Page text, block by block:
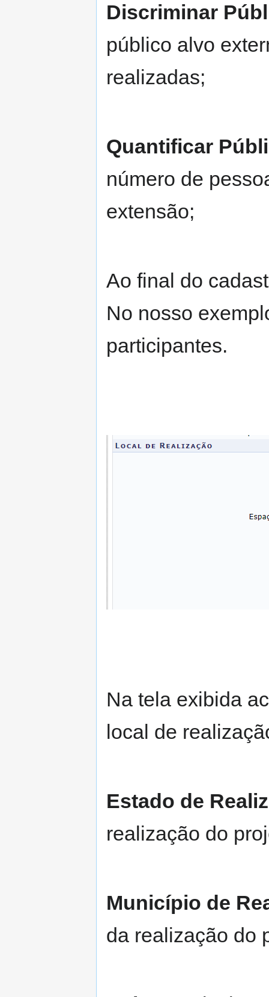
Discriminar
público alvo
realizadas;
Quantificar
número de
extensão;
Ao final do
No nosso
participantes.
Na tela exibida
local de
Estado de
realização do
Município de
da realização do